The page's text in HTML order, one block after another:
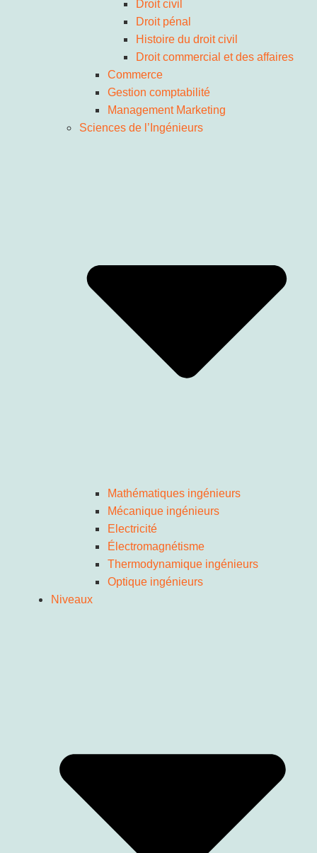
Droit civil
Droit pénal
Histoire du droit civil
Droit commercial et des affaires
Commerce
Gestion comptabilité
Management Marketing
Sciences de l’Ingénieurs
Mathématiques ingénieurs
Mécanique ingénieurs
Electricité
Électromagnétisme
Thermodynamique ingénieurs
Optique ingénieurs
Niveaux